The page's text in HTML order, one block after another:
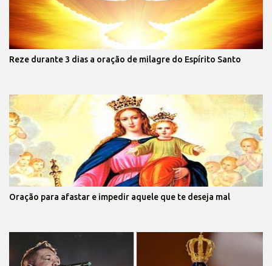
Reze durante 3 dias a oração de milagre do Espírito Santo
Oração para afastar e impedir aquele que te deseja mal